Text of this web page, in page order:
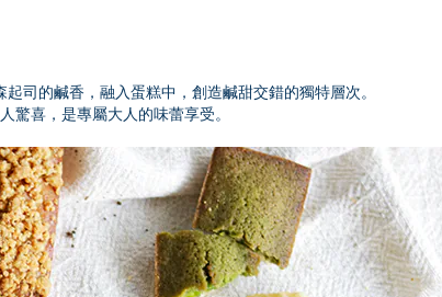
司的鹹香，融入蛋糕中，創造鹹甜交錯的獨特層次。
驚喜，是專屬大人的味蕾享受。